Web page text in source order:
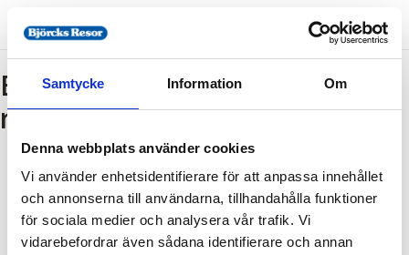
Samtycke Information Om
Denna webbplats använder cookies
Vi använder enhetsidentifierare för att anpassa innehållet
och annonserna till användarna, tillhandahålla funktioner
för sociala medier och analysera vår trafik. Vi
vidarebefordrar även sådana identifierare och annan
Bokning - Tillbaka till
resebeskrivningen
Tillbaka till resebeskrivningen
1. Antal resenärer och rum
2. Personupplysningar